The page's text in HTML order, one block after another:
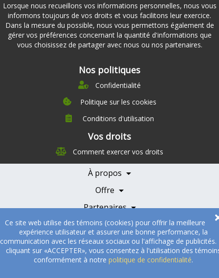
Ce site web utilise des témoins (cookies) pour offrir la meilleure
expérience utilisateur et assurer une bonne performance, la
communication avec les réseaux sociaux ou l'affichage de publicités.
cliquant sur «ACCEPTER», vous consentez à l'utilisation des
conformément à notre politique de confidentialité.
Lorsque nous recueillons vos informations personnelles, nous vous
informons toujours de vos droits et vous facilitons leur exercice.
Dans la mesure du possible, nous vous permettons également de
gérer vos préférences concernant la quantité d'informations que
vous choisissez de partager avec nous ou nos partenaires.
Nos politiques
Confidentialité
Politique sur les cookies
Conditions d'utilisation
Vos droits
Comment exercer vos droits
À propos
À propos
Nutrition
Offre
Témoignages
Partenaires
Nos partenaires
Devenir Partenaire
Professionnels de la santé
© 2005-2026Sukha Technologies Inc.SOS Cuisine. Tous droits
réservés.